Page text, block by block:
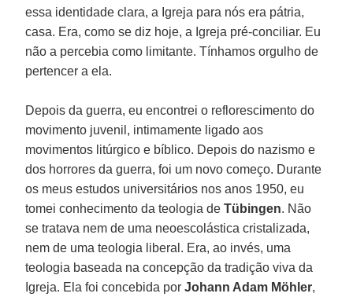
essa identidade clara, a Igreja para nós era pátria,
casa. Era, como se diz hoje, a Igreja pré-conciliar. Eu
não a percebia como limitante. Tínhamos orgulho de
pertencer a ela.
Depois da guerra, eu encontrei o reflorescimento do
movimento juvenil, intimamente ligado aos
movimentos litúrgico e bíblico. Depois do nazismo e
dos horrores da guerra, foi um novo começo. Durante
os meus estudos universitários nos anos 1950, eu
tomei conhecimento da teologia deTübingen. Não
se tratava nem de uma neoescolástica cristalizada,
nem de uma teologia liberal. Era, ao invés, uma
teologia baseada na concepção da tradição viva da
Igreja. Ela foi concebida porJohann Adam Möhler,